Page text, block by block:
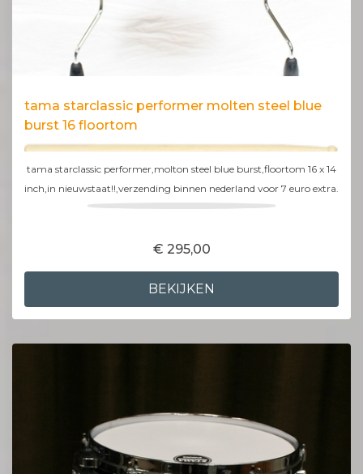
tama starclassic performer molten steel blue
burst 16 floortom
tama starclassic performer,molton steel blue burst,floortom 16 x 14
inch,in nieuwstaat!!,verzending binnen nederland voor 7 euro extra.
€ 295,00
BEKIJKEN